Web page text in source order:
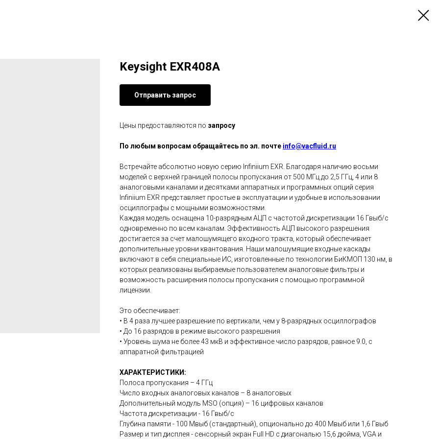
Keysight EXR408A
Отправить запрос
Цены предоставляются по запросу
По любым вопросам обращайтесь по эл. почте info@vacfluid.ru
Встречайте абсолютно новую серию Infiniium EXR. Благодаря наличию восьми
моделей с верхней границей полосы пропускания от 500 МГц до 2,5 ГГц, 4 или 8
аналоговыми каналами и десятками аппаратных и программных опций серия
Infiniium EXR представляет простые в эксплуатации и удобные в использовании
осциллографы с мощными возможностями.
Каждая модель оснащена 10-разрядным АЦП с частотой дискретизации 16 Гвыб/с
одновременно по всем каналам. Эффективность АЦП высокого разрешения
достигается за счет малошумящего входного тракта, который обеспечивает
дополнительные уровни квантования. Наши малошумящие входные каскады
включают в себя специальные ИС, изготовленные по технологии БиКМОП 130 нм, в
которых реализованы выбираемые пользователем аналоговые фильтры и
возможность расширения полосы пропускания с помощью программной
лицензии.
Это обеспечивает:
• В 4 раза лучшее разрешение по вертикали, чем у 8-разрядных осциллографов
• До 16 разрядов в режиме высокого разрешения
• Уровень шума не более 43 мкВ и эффективное число разрядов, равное 9.0, с
аппаратной фильтрацией
ХАРАКТЕРИСТИКИ:
Полоса пропускания – 4 ГГц
Число входных аналоговых каналов – 8 аналоговых
Дополнительный модуль MSO (опция) – 16 цифровых каналов
Частота дискретизации - 16 Гвыб/с
Глубина памяти - 100 Мвыб (стандартный), опционально до 400 Мвыб или 1,6 Гвыб
Размер и тип дисплея - сенсорный экран Full HD с диагональю 15,6 дюйма, VGA и